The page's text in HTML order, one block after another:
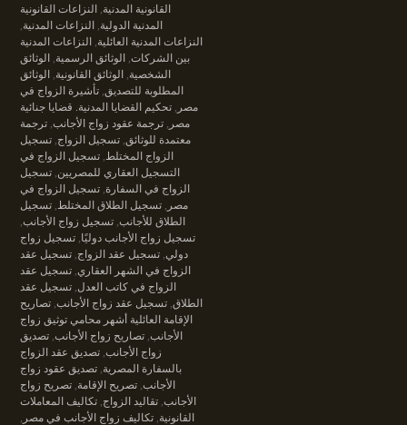
القانونية المدنية, النزاعات القانونية
المدنية الدولية, النزاعات المدنية,
النزاعات المدنية العائلية, النزاعات المدنية
بين الشركات, الوثائق الرسمية, الوثائق
الشخصية, الوثائق القانونية, الوثائق
المطلوبة للتصديق, تأشيرة الزواج في
مصر , تحكيم القضايا المدنية. قضايا جنائية
مصر , ترجمة عقود زواج الأجانب, ترجمة
معتمدة للوثائق, تسجيل الزواج, تسجيل
الزواج المختلط, تسجيل الزواج في
التسجيل العقاري للمصريين, تسجيل
الزواج في السفارة, تسجيل الزواج في
مصر , تسجيل الطلاق المختلط, تسجيل
الطلاق للأجانب, تسجيل زواج الأجانب,
تسجيل زواج الأجانب دوليًا, تسجيل زواج
دولي, تسجيل عقد الزواج, تسجيل عقد
الزواج في الشهر العقاري, تسجيل عقد
الزواج في كاتب العدل, تسجيل عقد
الطلاق, تسجيل عقد زواج الأجانب, تصاريح
الإقامة العائلية أشهر محامي توثيق زواج
الأجانب, تصاريح زواج الأجانب, تصديق
زواج الأجانب, تصديق عقد الزواج
بالسفارة المصرية, تصديق عقود زواج
الأجانب, تصريح الإقامة, تصريح زواج
الأجانب, تقاليد الزواج, تكاليف المعاملات
القانونية, تكاليف زواج الأجانب في مصر ,